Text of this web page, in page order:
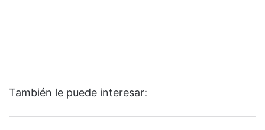
También le puede interesar: